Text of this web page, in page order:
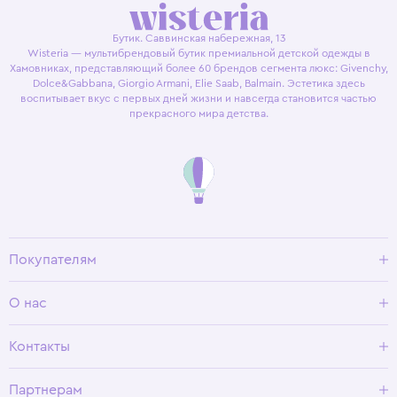
Бутик. Саввинская набережная, 13
Wisteria — мультибрендовый бутик премиальной детской одежды в
Хамовниках, представляющий более 60 брендов сегмента люкс: Givenchy,
Dolce&Gabbana, Giorgio Armani, Elie Saab, Balmain. Эстетика здесь
воспитывает вкус с первых дней жизни и навсегда становится частью
прекрасного мира детства.
Покупателям
Условия возврата
О нас
Программа лояльности
Контакты
Партнерам